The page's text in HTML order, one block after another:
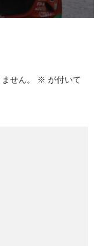
せん。 ※ が付いて